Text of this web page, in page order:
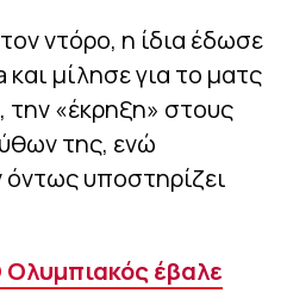
ντόρο, η ίδια έδωσε
μίλησε για το ματς
«έκρηξη» στους
της, ενώ
υποστηρίζει
έβαλε